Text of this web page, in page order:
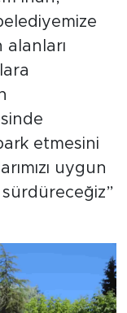
alanları
etmesini
uygun